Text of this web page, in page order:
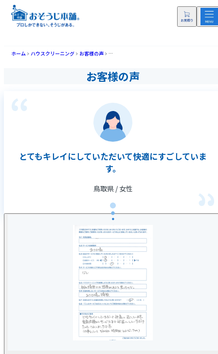
ホーム ハウスクリーニング お客様の声 とてもキレイにしていただいて快適にすごしてい
お客様の声
とてもキレイにしていただいて快適にすごしていま
す。
鳥取県 / 女性